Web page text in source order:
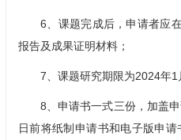
6、课题完成后，申请者应
报告及成果证明材料；
7、课题研究期限为2024年1
8、申请书一式三份，加盖
日前将纸制申请书和电子版申